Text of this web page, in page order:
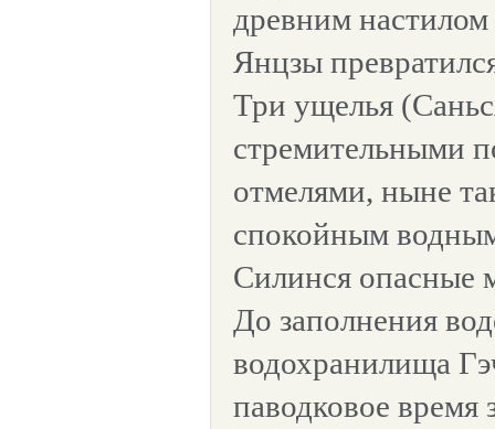
древним
Янцзы
Три ущелья
стремительными
отмелями, ныне
спокойным
Силинся опасные
До заполнения
водохранилища
паводковое время